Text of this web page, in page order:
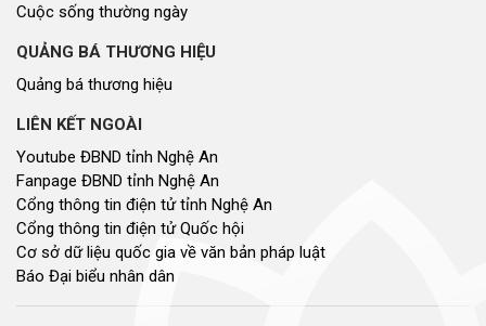
Cuộc sống thường ngày
QUẢNG BÁ THƯƠNG HIỆU
Quảng bá thương hiệu
LIÊN KẾT NGOÀI
Youtube ĐBND tỉnh Nghệ An
Fanpage ĐBND tỉnh Nghệ An
Cổng thông tin điện tử tỉnh Nghệ An
Cổng thông tin điện tử Quốc hội
Cơ sở dữ liệu quốc gia về văn bản pháp luật
Báo Đại biểu nhân dân